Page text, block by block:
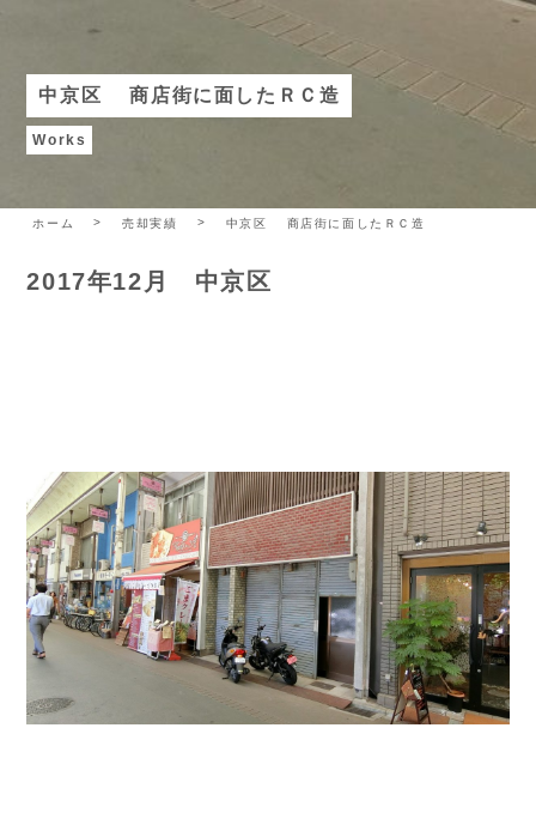
中京区 商店街に面したＲＣ造
Works
ホーム 売却実績 中京区 商店街に面したＲＣ造
2017年12月 中京区